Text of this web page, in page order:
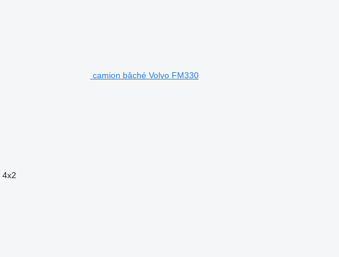
camion bâché Volvo FM330
4x2